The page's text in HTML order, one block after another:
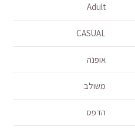
Adult
CASUAL
אופנה
משולב
הדפס